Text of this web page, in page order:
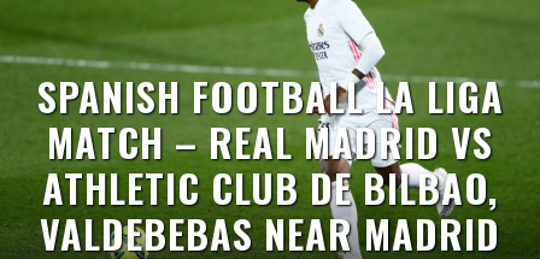
SPANISH FOOTBALL LA LIGA
MATCH – REAL MADRID VS
ATHLETIC CLUB DE BILBAO,
VALDEBEBAS NEAR MADRID